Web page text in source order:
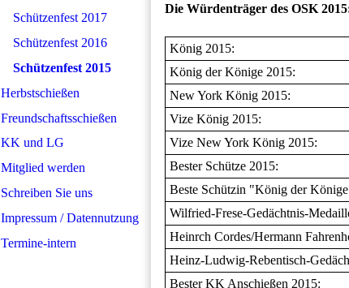
Schützenfest 2017
Schützenfest 2016
Schützenfest 2015
Herbstschießen
Freundschaftsschießen
KK und LG
Mitglied werden
Schreiben Sie uns
Impressum / Datennutzung
Termine-intern
Die Würdenträger des OSK
König 2015:
König der Könige 2015:
New York König 2015:
Vize König 2015:
Vize New York König 2015:
Bester Schütze 2015:
Beste Schützin "König der
Wilfried-Frese-Gedächtnis-
Heinrch Cordes/Hermann
Heinz-Ludwig-Rebentisch-
Bester KK Anschießen 2015: